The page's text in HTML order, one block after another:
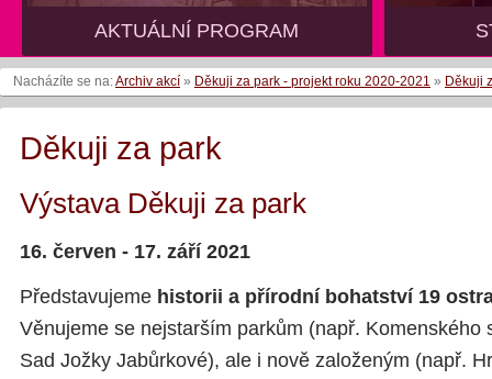
AKTUÁLNÍ PROGRAM
Nacházíte se na:Archiv akcí » Děkuji za park - projekt roku 2020-2021 » Děkuji
Děkuji za park
Výstava Děkuji za park
16. červen - 17. září 2021
Představujeme historii a přírodní bohatství 19
Věnujeme se nejstarším parkům (např. Komenského
Sad Jožky Jabůrkové), ale i nově založeným (např.